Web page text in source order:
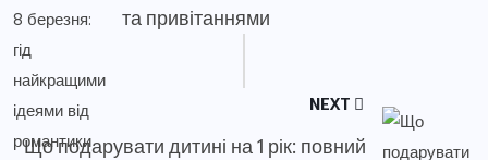
та привітаннями
NEXT
Що подарувати дитині на 1 рік: повний